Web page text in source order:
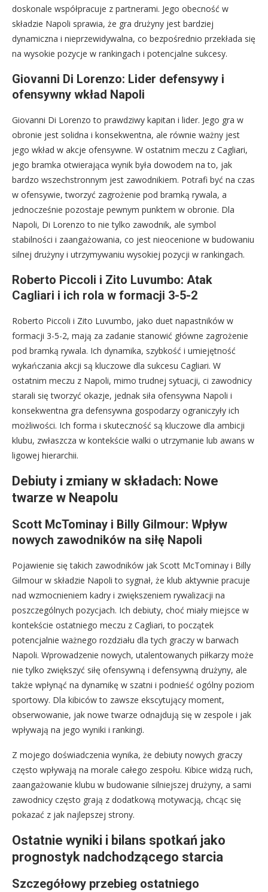
doskonale współpracuje z partnerami. Jego obecność w
składzie Napoli sprawia, że gra drużyny jest bardziej
dynamiczna i nieprzewidywalna, co bezpośrednio przekłada się
na wysokie pozycje w rankingach i potencjalne sukcesy.
Giovanni Di Lorenzo: Lider defensywy i
ofensywny wkład Napoli
Giovanni Di Lorenzo to prawdziwy kapitan i lider. Jego gra w
obronie jest solidna i konsekwentna, ale równie ważny jest
jego wkład w akcje ofensywne. W ostatnim meczu z Cagliari,
jego bramka otwierająca wynik była dowodem na to, jak
bardzo wszechstronnym jest zawodnikiem. Potrafi być na czas
w ofensywie, tworzyć zagrożenie pod bramką rywala, a
jednocześnie pozostaje pewnym punktem w obronie. Dla
Napoli, Di Lorenzo to nie tylko zawodnik, ale symbol
stabilności i zaangażowania, co jest nieocenione w budowaniu
silnej drużyny i utrzymywaniu wysokiej pozycji w rankingach.
Roberto Piccoli i Zito Luvumbo: Atak
Cagliari i ich rola w formacji 3-5-2
Roberto Piccoli i Zito Luvumbo, jako duet napastników w
formacji 3-5-2, mają za zadanie stanowić główne zagrożenie
pod bramką rywala. Ich dynamika, szybkość i umiejętność
wykańczania akcji są kluczowe dla sukcesu Cagliari. W
ostatnim meczu z Napoli, mimo trudnej sytuacji, ci zawodnicy
starali się tworzyć okazje, jednak siła ofensywna Napoli i
konsekwentna gra defensywna gospodarzy ograniczyły ich
możliwości. Ich forma i skuteczność są kluczowe dla ambicji
klubu, zwłaszcza w kontekście walki o utrzymanie lub awans w
ligowej hierarchii.
Debiuty i zmiany w składach: Nowe
twarze w Neapolu
Scott McTominay i Billy Gilmour: Wpływ
nowych zawodników na siłę Napoli
Pojawienie się takich zawodników jak Scott McTominay i Billy
Gilmour w składzie Napoli to sygnał, że klub aktywnie pracuje
nad wzmocnieniem kadry i zwiększeniem rywalizacji na
poszczególnych pozycjach. Ich debiuty, choć miały miejsce w
kontekście ostatniego meczu z Cagliari, to początek
potencjalnie ważnego rozdziału dla tych graczy w barwach
Napoli. Wprowadzenie nowych, utalentowanych piłkarzy może
nie tylko zwiększyć siłę ofensywną i defensywną drużyny, ale
także wpłynąć na dynamikę w szatni i podnieść ogólny poziom
sportowy. Dla kibiców to zawsze ekscytujący moment,
obserwowanie, jak nowe twarze odnajdują się w zespole i jak
wpływają na jego wyniki i rankingi.
Z mojego doświadczenia wynika, że debiuty nowych graczy
często wpływają na morale całego zespołu. Kibice widzą ruch,
zaangażowanie klubu w budowanie silniejszej drużyny, a sami
zawodnicy często grają z dodatkową motywacją, chcąc się
pokazać z jak najlepszej strony.
Ostatnie wyniki i bilans spotkań jako
prognostyk nadchodzącego starcia
Szczegółowy przebieg ostatniego